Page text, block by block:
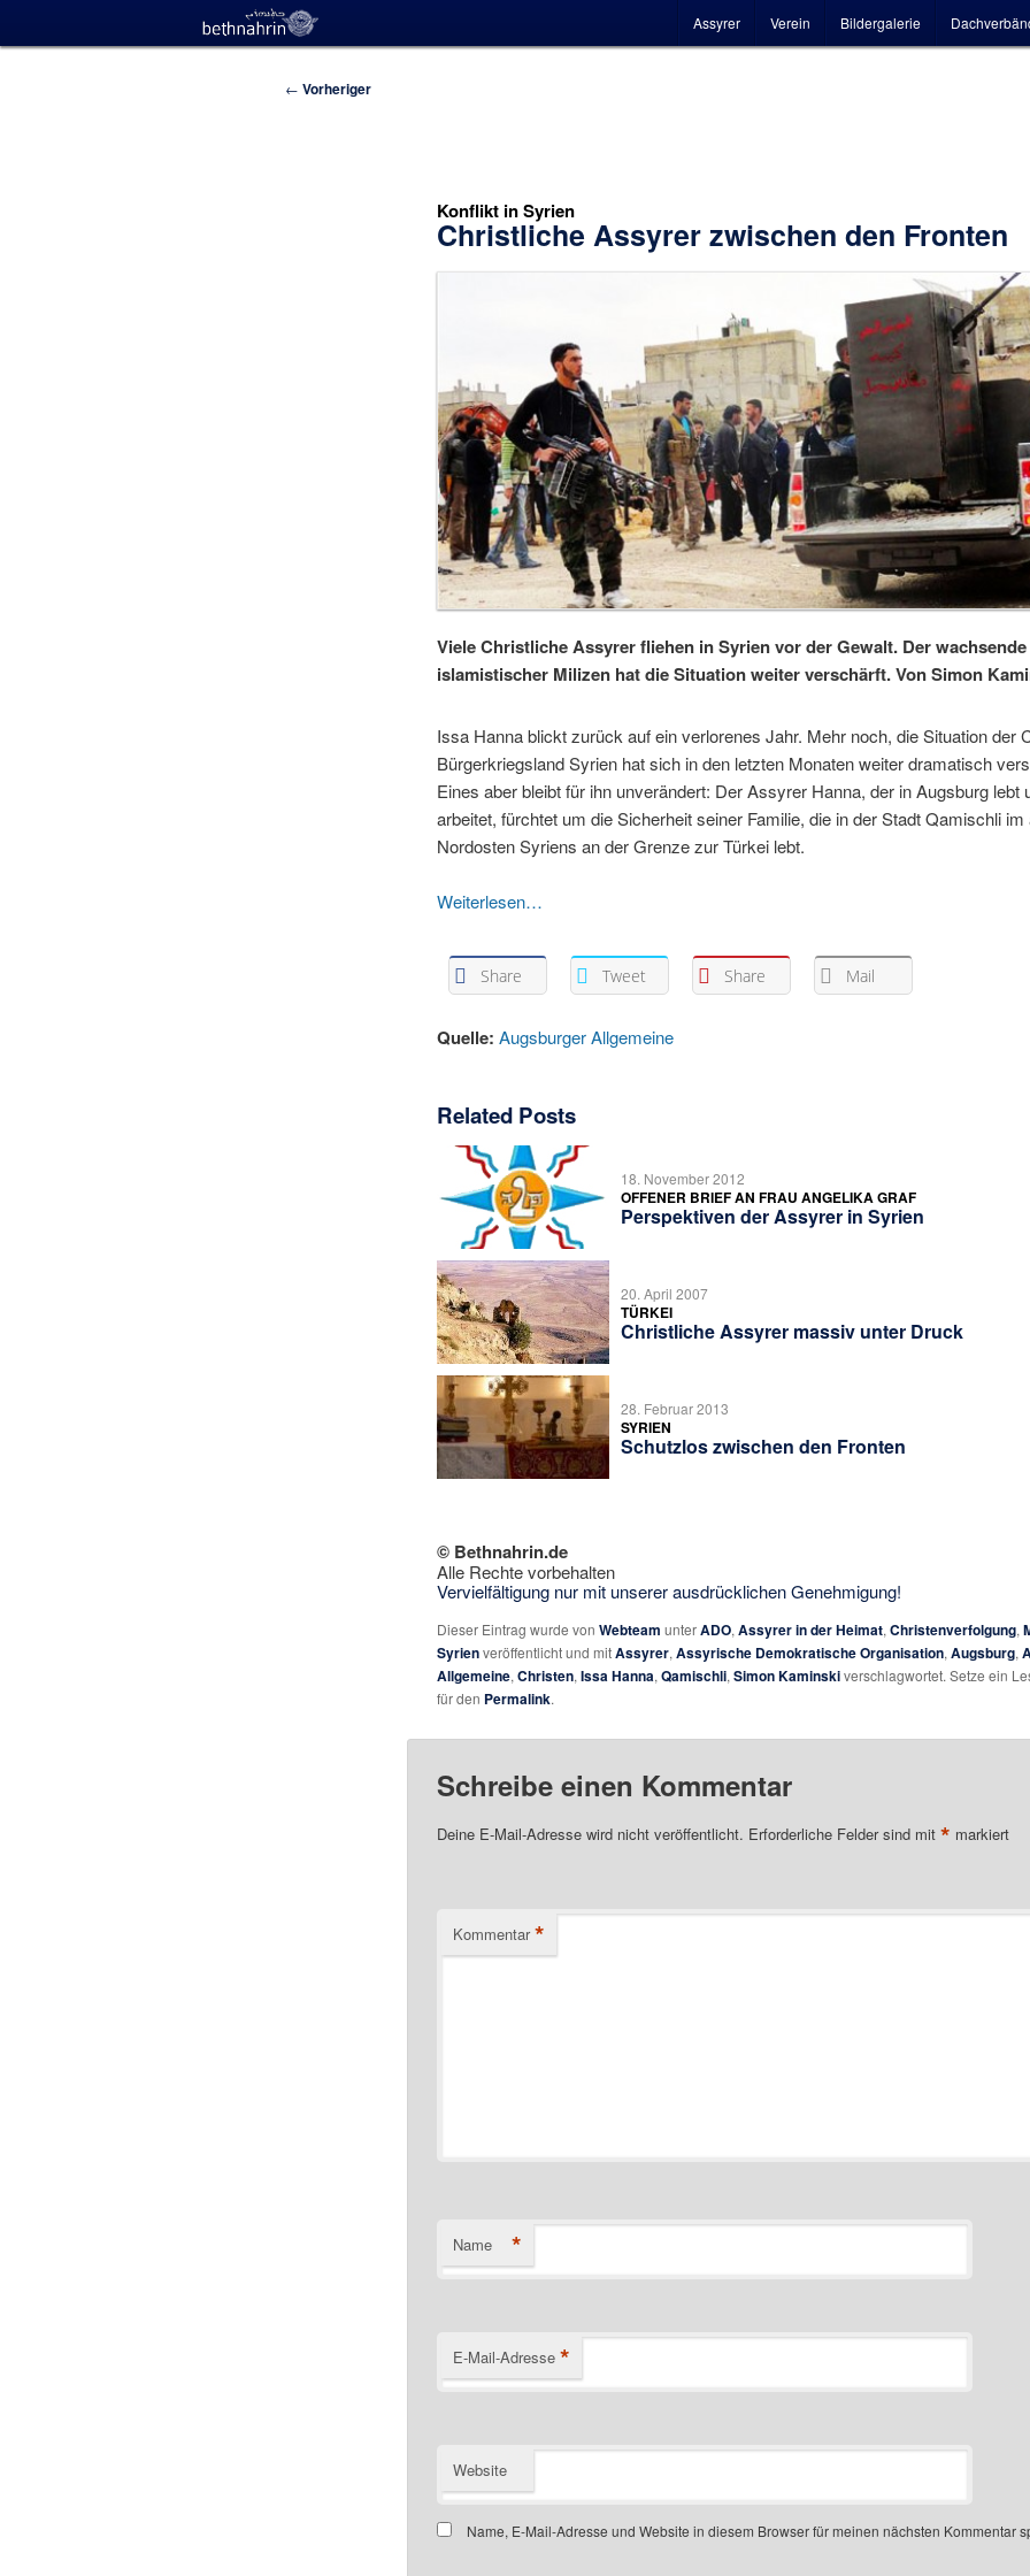
Hauptmenü
Assyrer Verein Bildergalerie
Beitragsnavigation
← Vorheriger
Konflikt in Syrien
Christliche Assyrer zwischen den Fronten
Viele Christliche Assyrer fliehen in Syrien vor der Gewalt. Der
islamistischer Milizen hat die Situation weiter verschärft. Von Simon
Issa Hanna blickt zurück auf ein verlorenes Jahr. Mehr noch, die Situation der
Bürgerkriegsland Syrien hat sich in den letzten Monaten weiter dramatisch
Eines aber bleibt für ihn unverändert: Der Assyrer Hanna, der in Augsburg lebt
arbeitet, fürchtet um die Sicherheit seiner Familie, die in der Stadt Qamischli
Nordosten Syriens an der Grenze zur Türkei lebt.
Weiterlesen…
Share Tweet Share Mail
Quelle: Augsburger Allgemeine
Related Posts
18. November 2012
OFFENER BRIEF AN FRAU ANGELIKA GRAF
Perspektiven der Assyrer in Syrien
20. April 2007
TÜRKEI
Christliche Assyrer massiv unter Druck
28. Februar 2013
SYRIEN
Schutzlos zwischen den Fronten
© Bethnahrin.de
Alle Rechte vorbehalten
Vervielfältigung nur mit unserer ausdrücklichen Genehmigung!
Dieser Eintrag wurde von Webteam unterADO, Assyrer in der Heimat, Christenverfolgung,
Syrienveröffentlicht und mitAssyrer, Assyrische Demokratische Organisation, Augsburg,
Allgemeine, Christen, Issa Hanna, Qamischli, Simon Kaminskiverschlagwortet. Setze ein
für den Permalink.
Schreibe einen Kommentar
Deine E-Mail-Adresse wird nicht veröffentlicht. Erforderliche Felder sind mit * markiert
Kommentar *
Name *
E-Mail-Adresse *
Website
Name, E-Mail-Adresse und Website in diesem Browser für meinen nächsten Kommentar